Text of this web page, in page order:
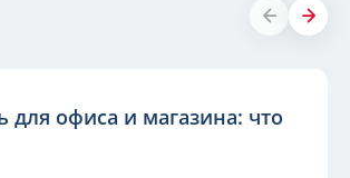
для офиса и магазина: что